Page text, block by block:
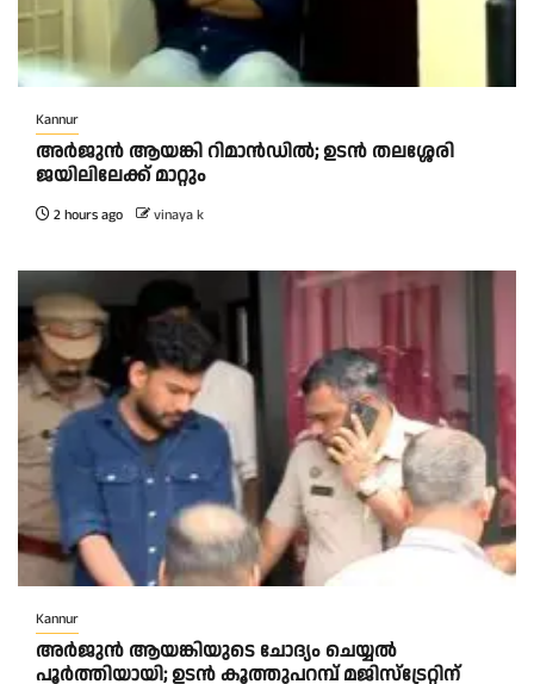
Kannur
അര്‍ജുന്‍ ആയങ്കി റിമാന്‍ഡില്‍; ഉടന്‍ തലശ്ശേരി
ജയിലിലേക്ക് മാറ്റും
2 hours ago vinaya k
Kannur
അര്‍ജുന്‍ ആയങ്കിയുടെ ചോദ്യം ചെയ്യല്‍
പൂര്‍ത്തിയായി; ഉടന്‍ കൂത്തുപറമ്പ് മജിസ്ട്രേറ്റിന്